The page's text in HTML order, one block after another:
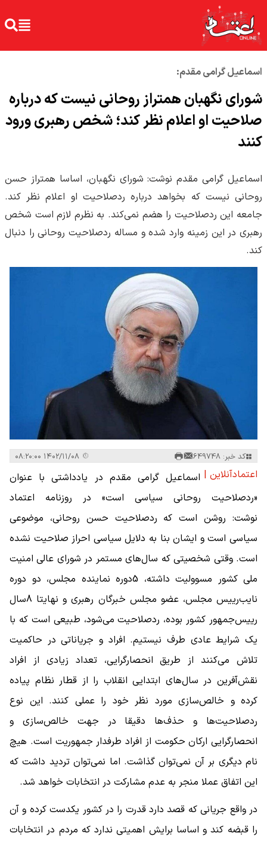
اسماعیل گرامی مقدم:
شورای نگهبان همتراز روحانی نیست که درباره
صلاحیت او اعلام نظر کند؛ شخص رهبری ورود
کنند
اسماعیل گرامی مقدم نوشت: شورای نگهبان، اساسا همتراز حسن
روحانی نیست که بخواهد درباره ردصلاحیت او اعلام نظر کند.
جامعه این ردصلاحیت را هضم نمی‌کند. به نظرم لازم است شخص
رهبری در این زمینه وارد شده و مساله ردصلاحیت روحانی را دنبال
کند.
کد خبر: 649748
اعتمادآنلاین | اسماعیل گرامی مقدم در یادداشتی با عنوان
«ردصلاحیت روحانی سیاسی است» در روزنامه اعتماد
نوشت: روشن است که ردصلاحیت حسن روحانی، موضوعی
سیاسی است و ایشان بنا به دلایل سیاسی احراز صلاحیت نشده
است. وقتی شخصیتی که سال‌های مستمر در شورای عالی امنیت
ملی کشور مسوولیت داشته، 5دوره نماینده مجلس، دو دوره
نایب‌رییس مجلس، عضو مجلس خبرگان رهبری و نهایتا 8سال
رییس‌جمهور کشور بوده، ردصلاحیت می‌شود، طبیعی است که با
یک شرایط عادی طرف نیستیم. افراد و جریاناتی در حاکمیت
تلاش می‌کنند از طریق انحصارگرایی، تعداد زیادی از افراد
نقش‌آفرین در سال‌های ابتدایی انقلاب را از قطار نظام پیاده
کرده و خالص‌سازی مورد نظر خود را عملی کنند. این نوع
ردصلاحیت‌ها و حذف‌ها دقیقا در جهت خالص‌سازی و
انحصارگرایی ارکان حکومت از افراد طرفدار جمهوریت است. هیچ
نام دیگری بر آن نمی‌توان گذاشت. اما نمی‌توان تردید داشت که
این اتفاق عملا منجر به عدم مشارکت در انتخابات خواهد شد.
در واقع جریانی که قصد دارد قدرت را در کشور یکدست کرده و آن
را قبضه کند و اساسا برایش اهمیتی ندارد که مردم در انتخابات